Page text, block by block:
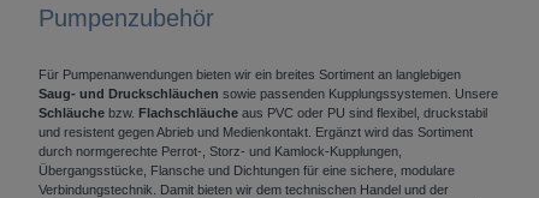
Pumpenzubehör
Für Pumpenanwendungen bieten wir ein breites Sortiment an langlebigen
Saug- und Druckschläuchen sowie passenden Kupplungssystemen. Unsere
Schläuche bzw. Flachschläuche aus PVC oder PU sind flexibel, druckstabil
und resistent gegen Abrieb und Medienkontakt. Ergänzt wird das Sortiment
durch normgerechte Perrot-, Storz- und Kamlock-Kupplungen,
Übergangsstücke, Flansche und Dichtungen für eine sichere, modulare
Verbindungstechnik. Damit bieten wir dem technischen Handel und der